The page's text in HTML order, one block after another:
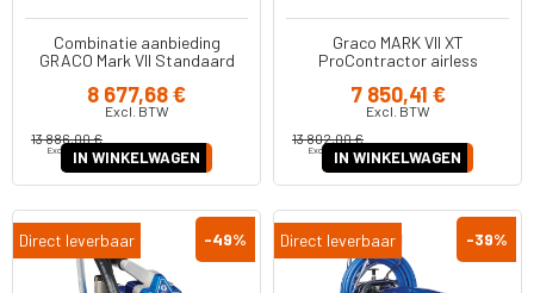
Combinatie aanbieding
GRACO Mark VII Standaard
8 677,68 €
Excl. BTW
13 886,00 €
Excl. BTWIN WINKELWAGEN
Graco MARK VII XT
ProContractor airless
7 850,41 €
Excl. BTW
13 802,00 €
Excl. BTWIN WINKELWAGEN
-49%
Direct leverbaar -39%
Direct leverbaar